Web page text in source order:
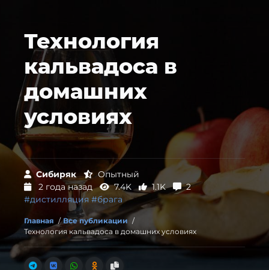
Технология
кальвадоса в
домашних
условиях
Сибиряк
Опытный
2 года назад
7.4K 1.1K
2
#дистилляция #брага
Главная / Все публикации /
Технология кальвадоса в домашних условиях